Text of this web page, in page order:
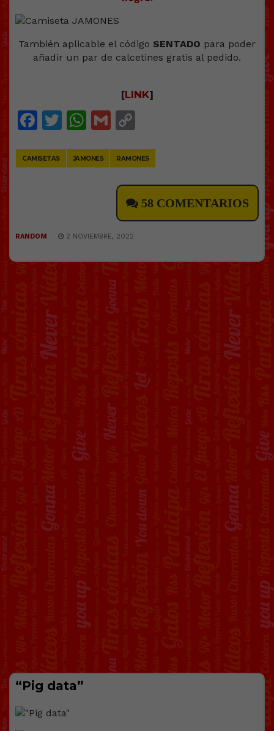
También aplicable el código SENTADO para poder
añadir un par de calcetines gratis al pedido.
[LINK]
Facebook
Twitter
WhatsApp
Gmail
CAMISETAS JAMONES RAMONES
58 COMENTARIOS
RANDOM 2 NOVIEMBRE, 2022
“Pig data”